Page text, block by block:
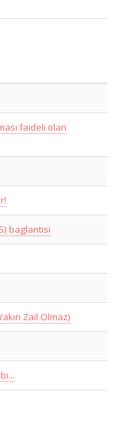
faideli olan
baglantisi
Zail Olmaz)